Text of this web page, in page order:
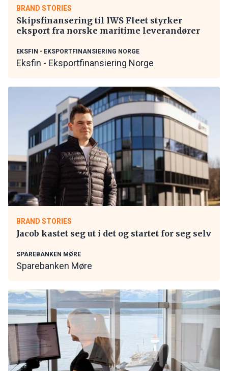
BRAND STORIES
Skipsfinansering til IWS Fleet styrker
eksport fra norske maritime leverandører
EKSFIN - EKSPORTFINANSIERING NORGE
Eksfin - Eksportfinansiering Norge
BRAND STORIES
Jacob kastet seg ut i det og startet for seg selv
SPAREBANKEN MØRE
Sparebanken Møre